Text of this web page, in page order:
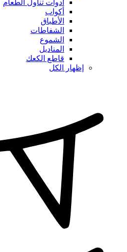
أدوات تناول الطعام
أكواب
الأطباق
الشفاطات
الشموع
المناديل
قاطع الكعك
إظهار الكل